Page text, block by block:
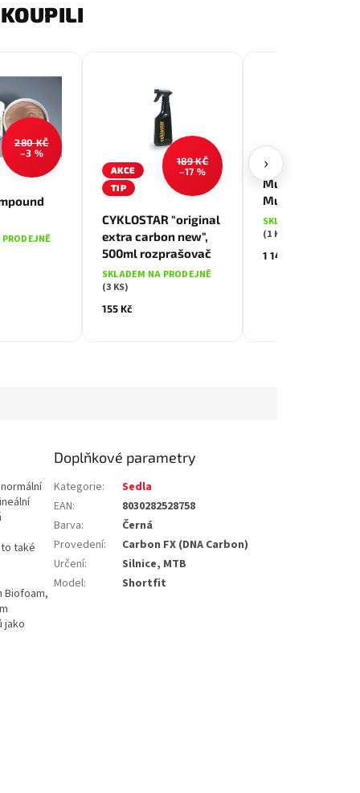
280 KČ
–3 %
AKCE
TIP
189 KČ
–17 %
CYKLOSTAR "original
extra carbon new",
500ml rozprašovač
SKLADEM NA PRODEJNĚ
(3 KS)
155 Kč
Multiklíč SKS
Multi Tool
SKLADEM NA
(1 KS)
1 149 Kč
›
také
Biofoam,
jako
Doplňkové parametry
Kategorie:
Sedla
EAN:
8030282528758
Barva:
Černá
Provedení:
Carbon FX (DNA Carbon)
Určení:
Silnice, MTB
Model: Shortfit